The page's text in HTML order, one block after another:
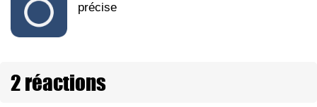
précise
2 réactions